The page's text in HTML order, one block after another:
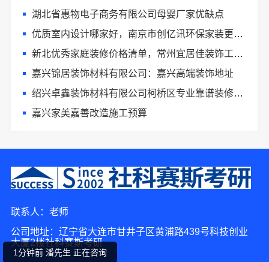
湖北省惠物电子商务有限公司母婴厂家优缺点
优质室内设计哪家好，南京市创亿讯环保家装更靠谱
新北优秀家庭装修价格清单，常州宜居佳装饰工程有限公司清晰透明
嘉兴锦居装饰材料有限公司：嘉兴高端装饰地址
绍兴卓鑫装饰材料有限公司柯桥区专业靠谱装修施工队
嘉兴家美嘉善改造施工预算
联系人：老师
公司地址：辽宁省大连市甘井子区黄浦路439号科技创业
大厦2楼社科赛斯考研
10分钟前 周小姐 正在咨询
10分钟前 陈先生 正在咨询